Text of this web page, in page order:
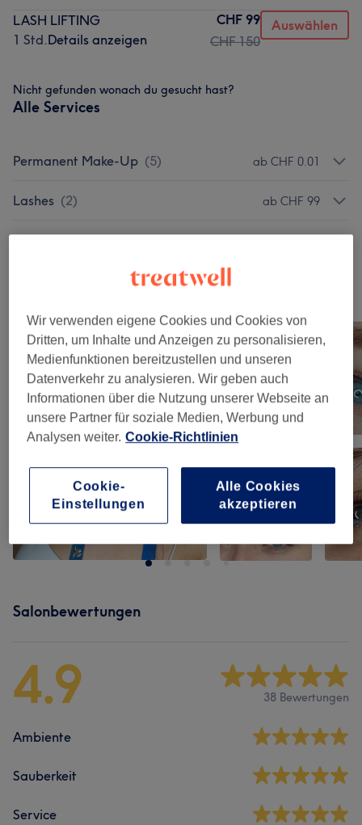
LASH LIFTING
1 Std.Details anzeigen
CHF 99
CHF 150
Auswählen
Nicht gefunden wonach du gesucht hast?
Alle Services
Permanent Make-Up (5) ab CHF 0.01
Lashes (2) ab CHF 99
Lamination (2)
Bild anklicken für weitere Details
Salonbewertungen
4.9 38 Bewertungen
Ambiente
Sauberkeit
Service
Wir verwenden eigene Cookies und Cookies von
Dritten, um Inhalte und Anzeigen zu personalisieren,
Medienfunktionen bereitzustellen und unseren
Datenverkehr zu analysieren. Wir geben auch
Informationen über die Nutzung unserer Webseite an
unsere Partner für soziale Medien, Werbung und
Analysen weiter. Cookie-Richtlinien
Alle Cookies
akzeptieren
Cookie-
Einstellungen